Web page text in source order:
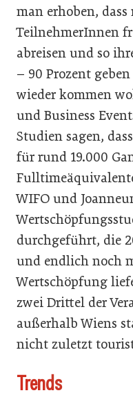
man erhoben,
TeilnehmerInnen
abreisen und so
– 90 Prozent
wieder kommen
und Business
Studien sagen,
für rund 19.000
WIFO und
durchgeführt, die
und endlich noch
Wertschöpfung
zwei Drittel der
außerhalb Wiens
nicht zuletzt
Trends